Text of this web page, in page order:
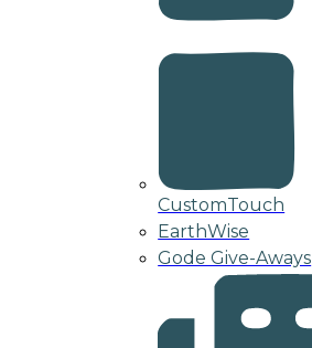
CustomTouch
EarthWise
Gode Give-Aways